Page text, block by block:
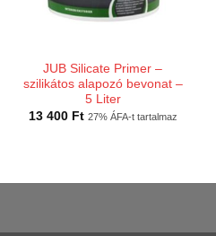
JUB Silicate Primer –
szilikátos alapozó bevonat –
5 Liter
13 400 Ft 27% ÁFA-t tartalmaz